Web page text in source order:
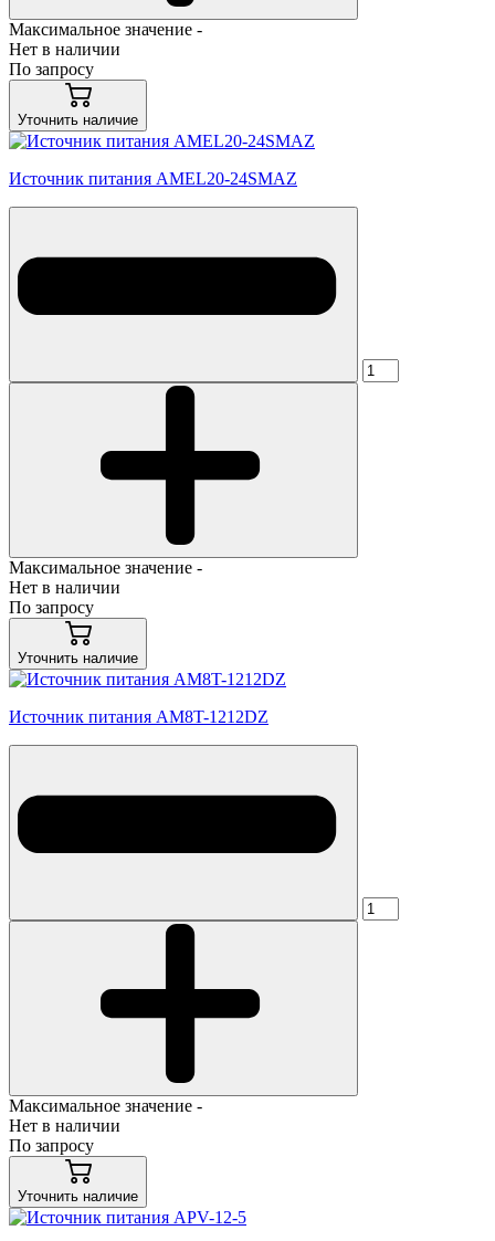
Максимальное значение -
Нет в наличии
По запросу
Уточнить наличие
Источник питания AMEL20-24SMAZ
Максимальное значение -
Нет в наличии
По запросу
Уточнить наличие
Источник питания AM8T-1212DZ
Максимальное значение -
Нет в наличии
По запросу
Уточнить наличие